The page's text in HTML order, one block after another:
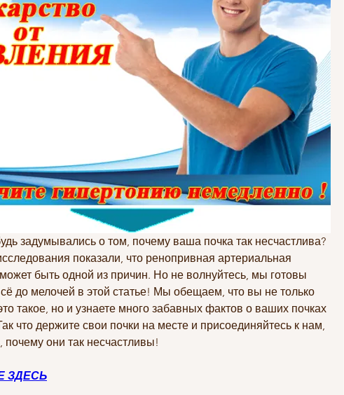
задумывались о том, почему ваша почка так несчастлива?
показали, что ренопривная артериальная
быть одной из причин. Но не волнуйтесь, мы готовы
до мелочей в этой статье! Мы обещаем, что вы не только
такое, но и узнаете много забавных фактов о ваших почках
что держите свои почки на месте и присоединяйтесь к нам,
почему они так несчастливы!
ЗДЕСЬ